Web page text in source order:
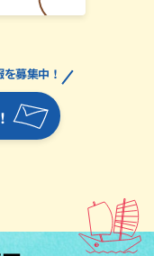
募集中！